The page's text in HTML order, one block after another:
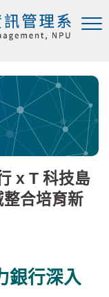
x T 科技島
合培育新
銀行深入